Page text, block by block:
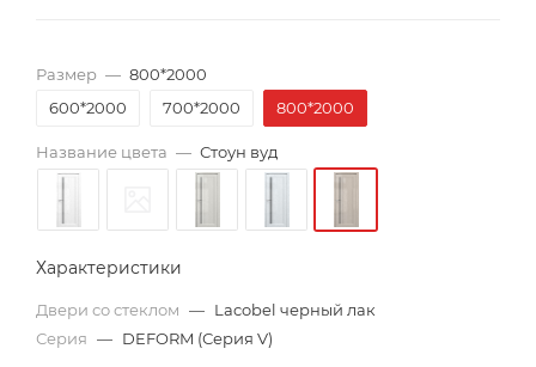
Размер — 800*2000
600*2000
700*2000 800*2000
Название цвета — Стоун вуд
Характеристики
Двери со стеклом — Lacobel черный лак
Серия — DEFORM (Серия V)